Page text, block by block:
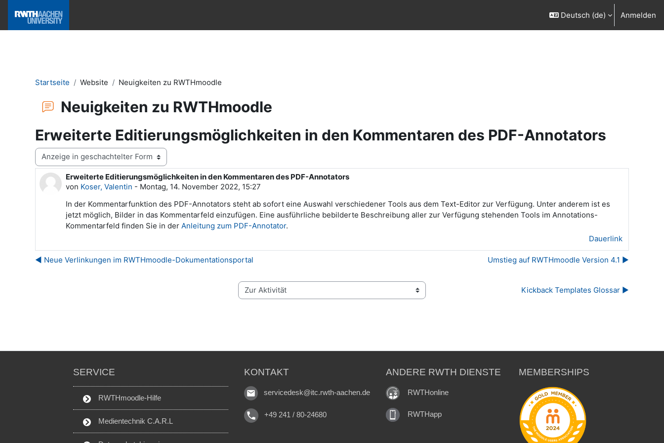
Deutsch ‎(de)‎ Anmelden
Startseite Website Neuigkeiten zu RWTHmoodle
Neuigkeiten zu RWTHmoodle
Erweiterte Editierungsmöglichkeiten in den Kommentaren des PDF-Annotators
Anzeigemodus
Erweiterte Editierungsmöglichkeiten in den Kommentaren des PDF-Annotators
von Koser, Valentin - Montag, 14. November 2022, 15:27
Anzahl Antworten: 0
In der Kommentarfunktion des PDF-Annotators steht ab sofort eine Auswahl verschiedener Tools aus dem Text-Editor zur Verfügung. Unter anderem ist es
jetzt möglich, Bilder in das Kommentarfeld einzufügen. Eine ausführliche bebilderte Beschreibung aller zur Verfügung stehenden Tools im Annotations-
Kommentarfeld finden Sie in der Anleitung zum PDF-Annotator.
Dauerlink
◀︎ Neue Verlinkungen im RWTHmoodle-Dokumentationsportal Umstieg auf RWTHmoodle Version 4.1 ▶︎
Zur Aktivität Kickback Templates Glossar ▶︎
SERVICE
RWTHmoodle-Hilfe
Medientechnik C.A.R.L
KONTAKT
servicedesk@itc.rwth-aachen.de
+49 241 / 80-24680
ANDERE RWTH DIENSTE
RWTHonline
RWTHapp
MEMBERSHIPS